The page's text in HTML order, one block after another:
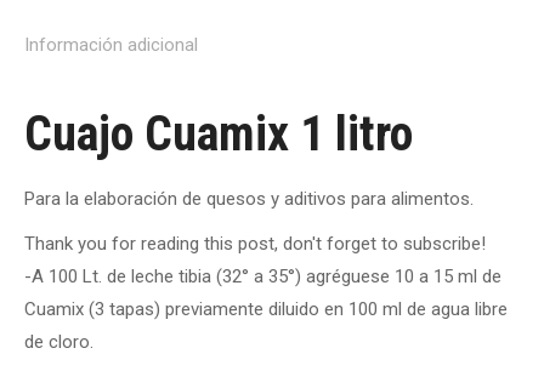
Información adicional
Cuajo Cuamix 1 litro
Para la elaboración de quesos y aditivos para alimentos.
Thank you for reading this post, don't forget to subscribe!
-A 100 Lt. de leche tibia (32° a 35°) agréguese 10 a 15 ml de
Cuamix (3 tapas) previamente diluido en 100 ml de agua libre
de cloro.